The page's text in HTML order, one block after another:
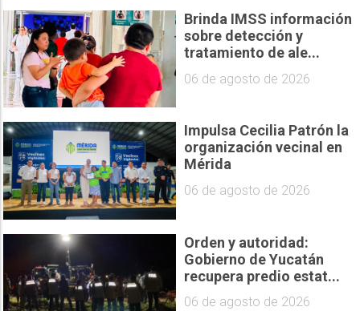
Brinda IMSS información
sobre detección y
tratamiento de ale...
06 de agosto de 2026
Impulsa Cecilia Patrón la
organización vecinal en
Mérida
06 de agosto de 2026
Orden y autoridad:
Gobierno de Yucatán
recupera predio estat...
06 de agosto de 2026